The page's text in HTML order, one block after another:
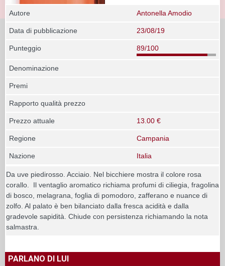
Autore Antonella Amodio
Data di pubblicazione 23/08/19
Punteggio 89/100
Denominazione
Premi
Rapporto qualità prezzo
Prezzo attuale 13.00 €
Regione Campania
Nazione Italia
Da uve piedirosso. Acciaio. Nel bicchiere mostra il colore rosa
corallo. Il ventaglio aromatico richiama profumi di ciliegia, fragolina
di bosco, melagrana, foglia di pomodoro, zafferano e nuance di
zolfo. Al palato è ben bilanciato dalla fresca acidità e dalla
gradevole sapidità. Chiude con persistenza richiamando la nota
salmastra.
PARLANO DI LUI